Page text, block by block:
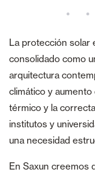
La protección solar
consolidado como
arquitectura
climático y
térmico y la
institutos y
una necesidad
En Saxun creemos